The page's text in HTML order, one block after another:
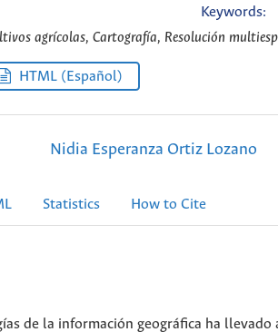
Keywords:
agrícolas, Cartografía, Resolución
HTML (Español)
Nidia Esperanza Ortiz Lozano
Statistics How to Cite
de la información geográfica ha